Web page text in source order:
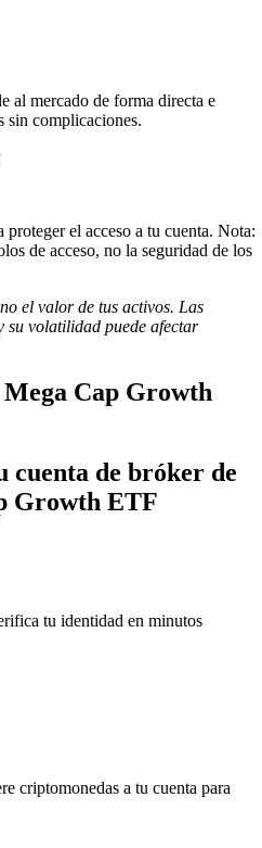
al mercado de forma directa e
sin complicaciones.
proteger el acceso a tu cuenta. Nota:
de acceso, no la seguridad de los
el valor de tus activos. Las
su volatilidad puede afectar
Cap Growth
cuenta de bróker de
Growth ETF
tu identidad en minutos
criptomonedas a tu cuenta para